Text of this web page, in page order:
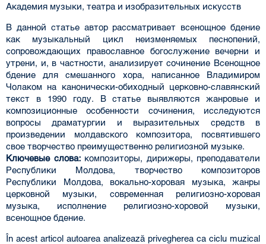
Академия музыки, театра и изобразительных искусств
В данной статье автор рассматривает всенощное бдение
как музыкальный цикл неизменяемых песнопений,
сопровождающих православное богослужение вечерни и
утрени, и, в частности, анализирует сочинение Всенощное
бдение для смешанного хора, написанное Владимиром
Чолаком на канонически-обиходный церковно-славянский
текст в 1990 году. В статье выявляются жанровые и
композиционные особенности сочинения, исследуются
вопросы драматургии и выразительных средств в
произведении молдавского композитора, посвятившего
свое творчество преимущественно религиозной музыке.
Ключевые слова:композиторы, дирижеры, преподаватели
Республики Молдова, творчество композиторов
Республики Молдова, вокально-хоровая музыка, жанры
церковной музыки, современная религиозно-хоровая
музыка, исполнение религиозно-хоровой музыки,
всенощное бдение.
În acest articol autoarea analizează privegherea ca ciclu muzical